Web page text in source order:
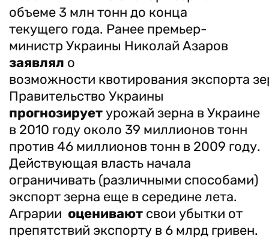
объеме 3 млн тонн до конца
текущего года. Ранее премьер-
министр Украины Николай Азаров
заявлял о
возможности квотирования экспорта
Правительство Украины
прогнозируетурожай зерна в Украине
в 2010 году около 39 миллионов тонн
против 46 миллионов тонн в 2009 году.
Действующая власть начала
ограничивать (различными способами)
экспорт зерна еще в середине лета.
Аграрии оценивают свои убытки от
препятствий экспорту в 6 млрд гривен.